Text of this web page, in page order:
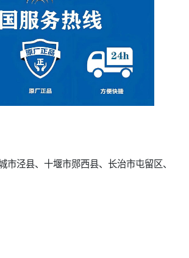
市泾县、十堰市郧西县、长治市屯留区、